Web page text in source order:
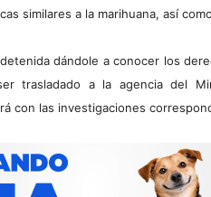
similares a la marihuana, así
dándole a conocer los
trasladado a la agencia del
con las investigaciones